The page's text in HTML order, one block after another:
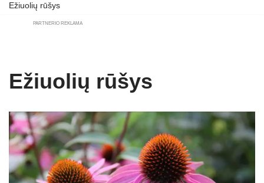
Ežiuolių rūšys
PARTNERIO REKLAMA
Ežiuolių rūšys